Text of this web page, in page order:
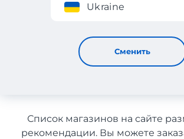
Ukraine
Сменить
Товары для здоровья с Германии с
Узбекистан
Товары для
Германии с
Список магазинов на сайте
рекомендации. Вы можете